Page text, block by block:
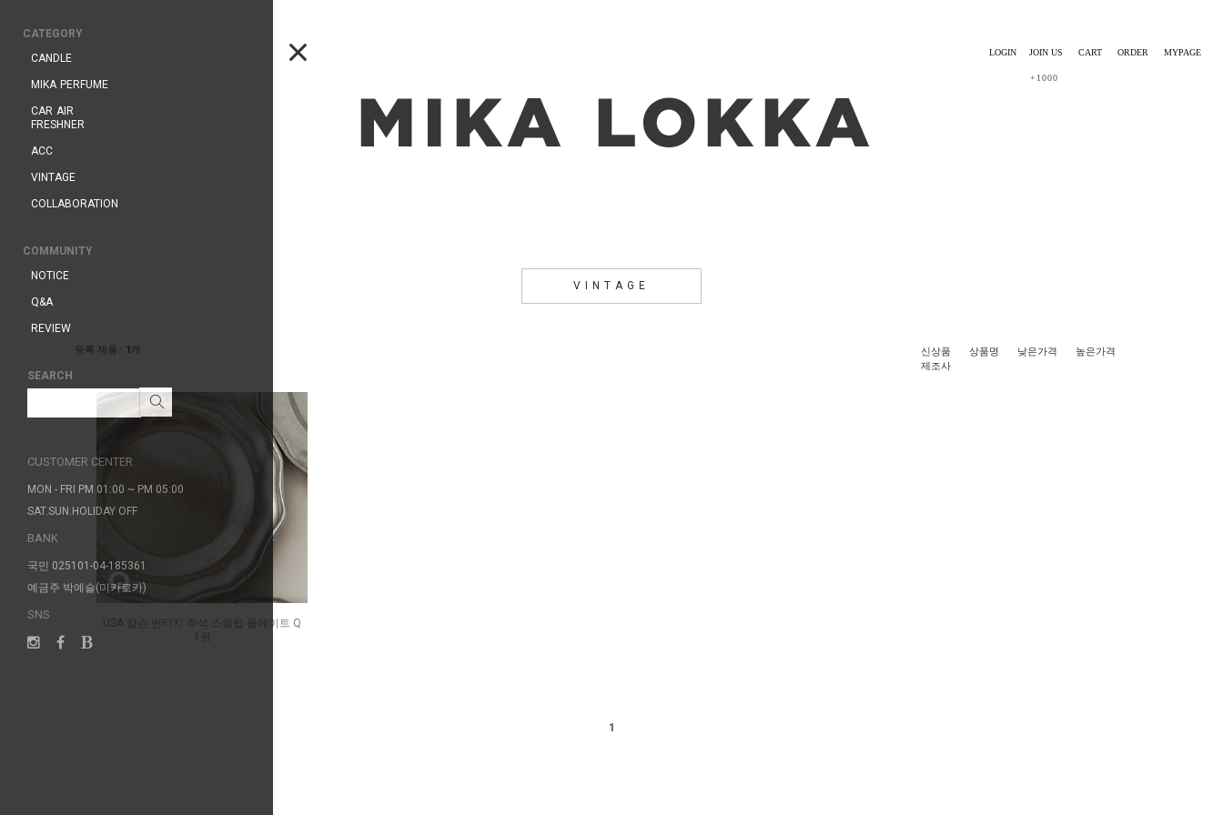
CATEGORY
CANDLE
MIKA PERFUME
CAR AIR
FRESHNER
ACC
VINTAGE
COLLABORATION
COMMUNITY
NOTICE
Q&A
REVIEW
SEARCH
CUSTOMER CENTER
MON - FRI PM 01:00 ~ PM 05:00
SAT.SUN.HOLIDAY OFF
BANK
국민 025101-04-185361
예금주 박예슬(미카로카)
SNS
LOGIN JOIN US
+1000
CART ORDER MYPAGE
VINTAGE
등록 제품 : 1 개 신상품 상품명 낮은가격
높은가격
제조사
USA 칼슨 빈티지 주석 스캘럽 플레이트 Q
1원
1